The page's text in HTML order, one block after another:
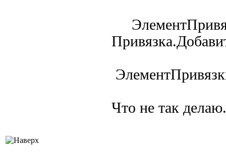
Что не так